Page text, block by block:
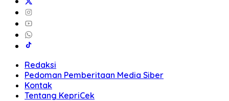
Redaksi
Pedoman Pemberitaan Media Siber
Kontak
Tentang KepriCek